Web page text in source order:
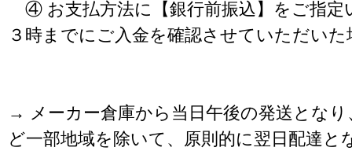
④ お支払方法に【銀行前振込】をご指定
３時までにご入金を確認させていただいた
→ メーカー倉庫から当日午後の発送となり
ど一部地域を除いて、原則的に翌日配達と